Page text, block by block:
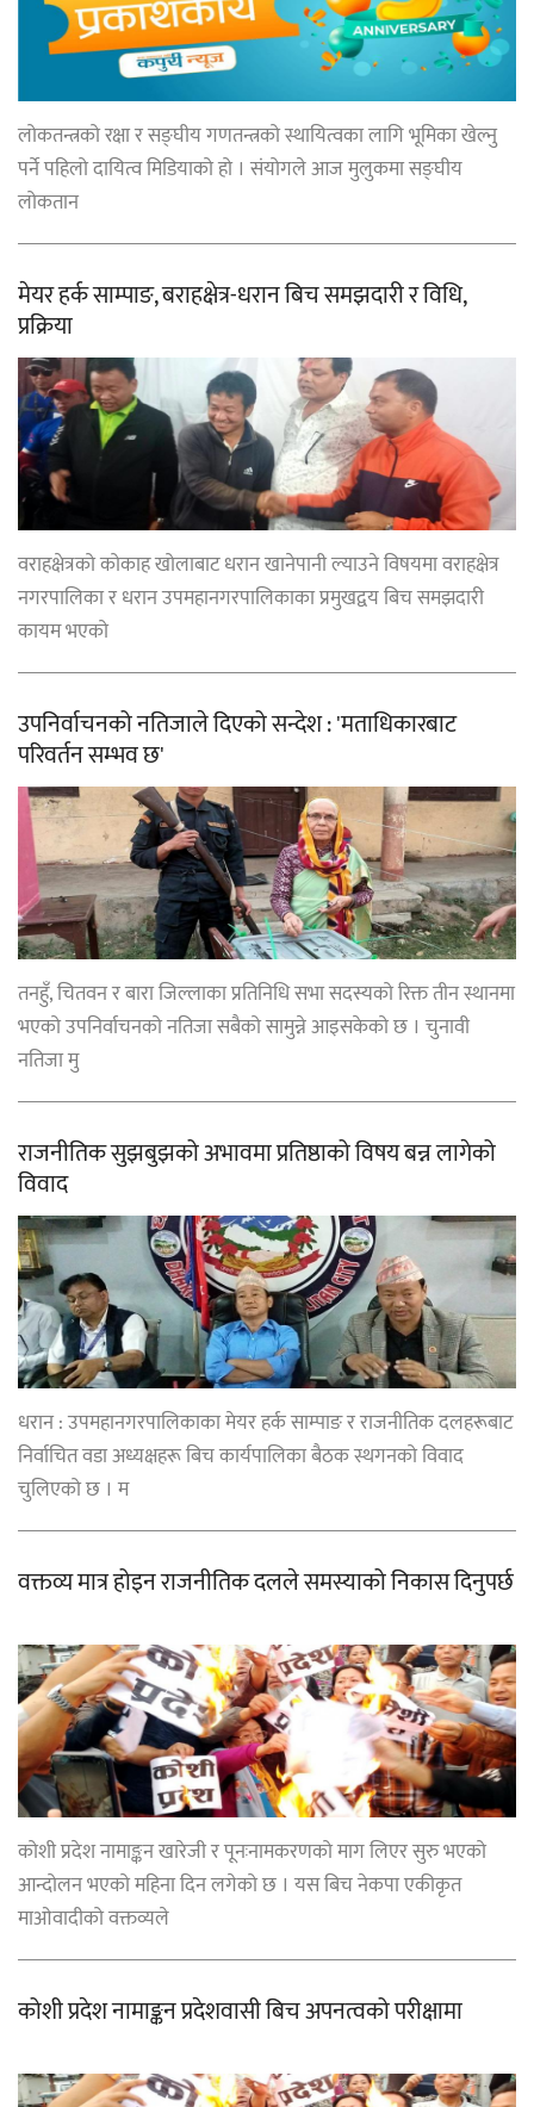
लोकतन्त्रको रक्षा र सङ्घीय गणतन्त्रको स्थायित्वका लागि भूमिका खेल्नु
पर्ने पहिलो दायित्व मिडियाको हो । संयोगले आज मुलुकमा सङ्घीय
लोकतान
मेयर हर्क साम्पाङ, बराहक्षेत्र-धरान बिच समझदारी र विधि,
प्रक्रिया
वराहक्षेत्रको कोकाह खोलाबाट धरान खानेपानी ल्याउने विषयमा वराहक्षेत्र
नगरपालिका र धरान उपमहानगरपालिकाका प्रमुखद्वय बिच समझदारी
कायम भएको
उपनिर्वाचनको नतिजाले दिएको सन्देश : 'मताधिकारबाट
परिवर्तन सम्भव छ'
तनहुँ, चितवन र बारा जिल्लाका प्रतिनिधि सभा सदस्यको रिक्त तीन स्थानमा
भएको उपनिर्वाचनको नतिजा सबैको सामुन्ने आइसकेको छ । चुनावी
नतिजा मु
राजनीतिक सुझबुझको अभावमा प्रतिष्ठाको विषय बन्न लागेको
विवाद
धरान : उपमहानगरपालिकाका मेयर हर्क साम्पाङ र राजनीतिक दलहरूबाट
निर्वाचित वडा अध्यक्षहरू बिच कार्यपालिका बैठक स्थगनको विवाद
चुलिएको छ । म
वक्तव्य मात्र होइन राजनीतिक दलले समस्याको निकास दिनुपर्छ
कोशी प्रदेश नामाङ्कन खारेजी र पूनःनामकरणको माग लिएर सुरु भएको
आन्दोलन भएको महिना दिन लगेको छ । यस बिच नेकपा एकीकृत
माओवादीको वक्तव्यले
कोशी प्रदेश नामाङ्कन प्रदेशवासी बिच अपनत्वको परीक्षामा